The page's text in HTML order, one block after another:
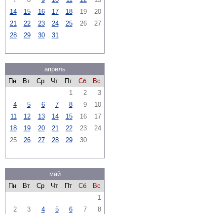
14
15 16 17 18 19
20
21
22 23 24 25 26
27
28
29 30 31
апрель
Пн
Вт Ср Чт Пт Сб
Вс
1
2
3
4
5 6 7 8 9
10
11
12 13 14 15 16
17
18
19 20 21 22 23
24
25
26 27 28 29 30
май
Пн
Вт Ср Чт Пт Сб
Вс
1
2
3 4 5 6 7
8